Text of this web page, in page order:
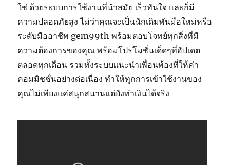
ใช่ ด้วยระบบการใช้งานที่นำสมัย เร็วทันใจ และก็มี
ความปลอดภัยสูง ไม่ว่าคุณจะเป็นนักเดิมพันมือใหม่หรือ
ระดับมืออาชีพ gem99th พร้อมตอบโจทย์ทุกสิ่งที่มี
ความต้องการของคุณ พร้อมโปรโมชั่นเด็ดๆที่อัปเดต
ตลอดทุกเดือน รวมทั้งระบบแนะนำเพื่อนพ้องที่ให้ค่า
คอมมิชชั่นอย่างต่อเนื่อง ทำให้ทุกการเข้าใช้งานของ
คุณไม่เพียงแค่สนุกสนานแต่ยังทำเงินได้จริง